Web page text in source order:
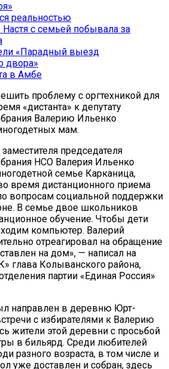
реальностью
с семьей побывала за
«Парадный выезд
двора»
в Амбе
проблему с оргтехникой для
«дистанта» к депутату
Валерию Ильенко
мам.
председателя
НСО Валерия Ильенко
семье Карканица,
время дистанционного приема
вопросам социальной поддержки
В семье двое школьников
обучение. Чтобы дети
компьютер. Валерий
отреагировал на обращение
на дом», — написал на
глава Колыванского района,
партии «Единая Россия»
направлен в деревню Юрт-
с избирателями к Валерию
жители этой деревни с просьбой
в бильярд. Среди любителей
разного возраста, в том числе и
уже доставлен и собран, здесь